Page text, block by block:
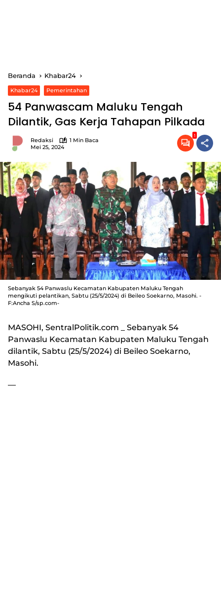
Beranda Khabar24
Khabar24 Pemerintahan
54 Panwascam Maluku Tengah
Dilantik, Gas Kerja Tahapan Pilkada
Redaksi
1 Min Baca
Mei 25, 2024
1
Sebanyak 54 Panwaslu Kecamatan Kabupaten Maluku Tengah
mengikuti pelantikan, Sabtu (25/5/2024) di Beileo Soekarno, Masohi. -
F:Ancha S/sp.com-
MASOHI, SentralPolitik.com _ Sebanyak 54
Panwaslu Kecamatan Kabupaten Maluku Tengah
dilantik, Sabtu (25/5/2024) di Beileo Soekarno,
Masohi.
—